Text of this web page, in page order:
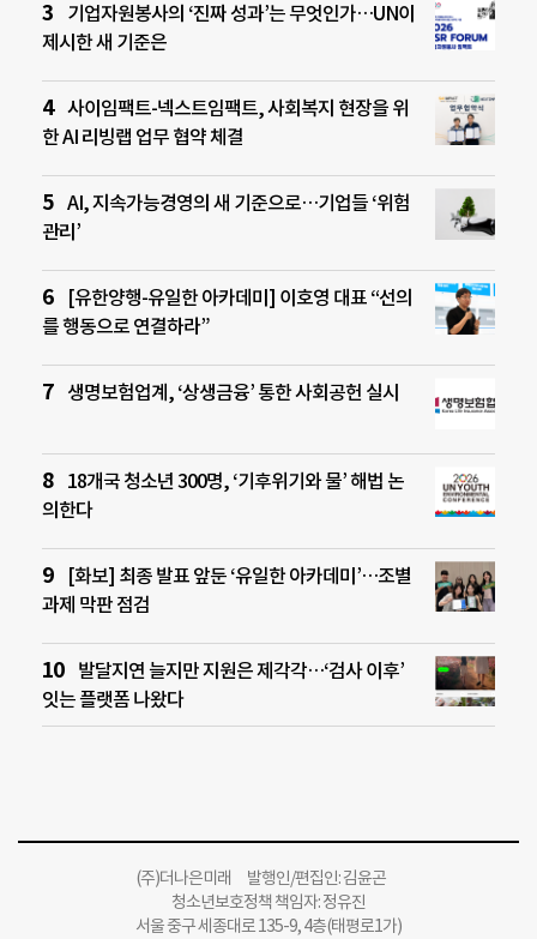
기업자원봉사의 ‘진짜 성과’는 무엇인가…UN이
제시한 새 기준은
사이임팩트-넥스트임팩트, 사회복지 현장을 위
한 AI 리빙랩 업무 협약 체결
AI, 지속가능경영의 새 기준으로…기업들 ‘위험
관리’
[유한양행-유일한 아카데미] 이호영 대표 “선의
를 행동으로 연결하라”
생명보험업계, ‘상생금융’ 통한 사회공헌 실시
18개국 청소년 300명, ‘기후위기와 물’ 해법 논
의한다
[화보] 최종 발표 앞둔 ‘유일한 아카데미’…조별
과제 막판 점검
발달지연 늘지만 지원은 제각각…‘검사 이후’
잇는 플랫폼 나왔다
(주)더나은미래 발행인/편집인: 김윤곤
청소년보호정책 책임자: 정유진
서울 중구 세종대로 135-9, 4층(태평로1가)